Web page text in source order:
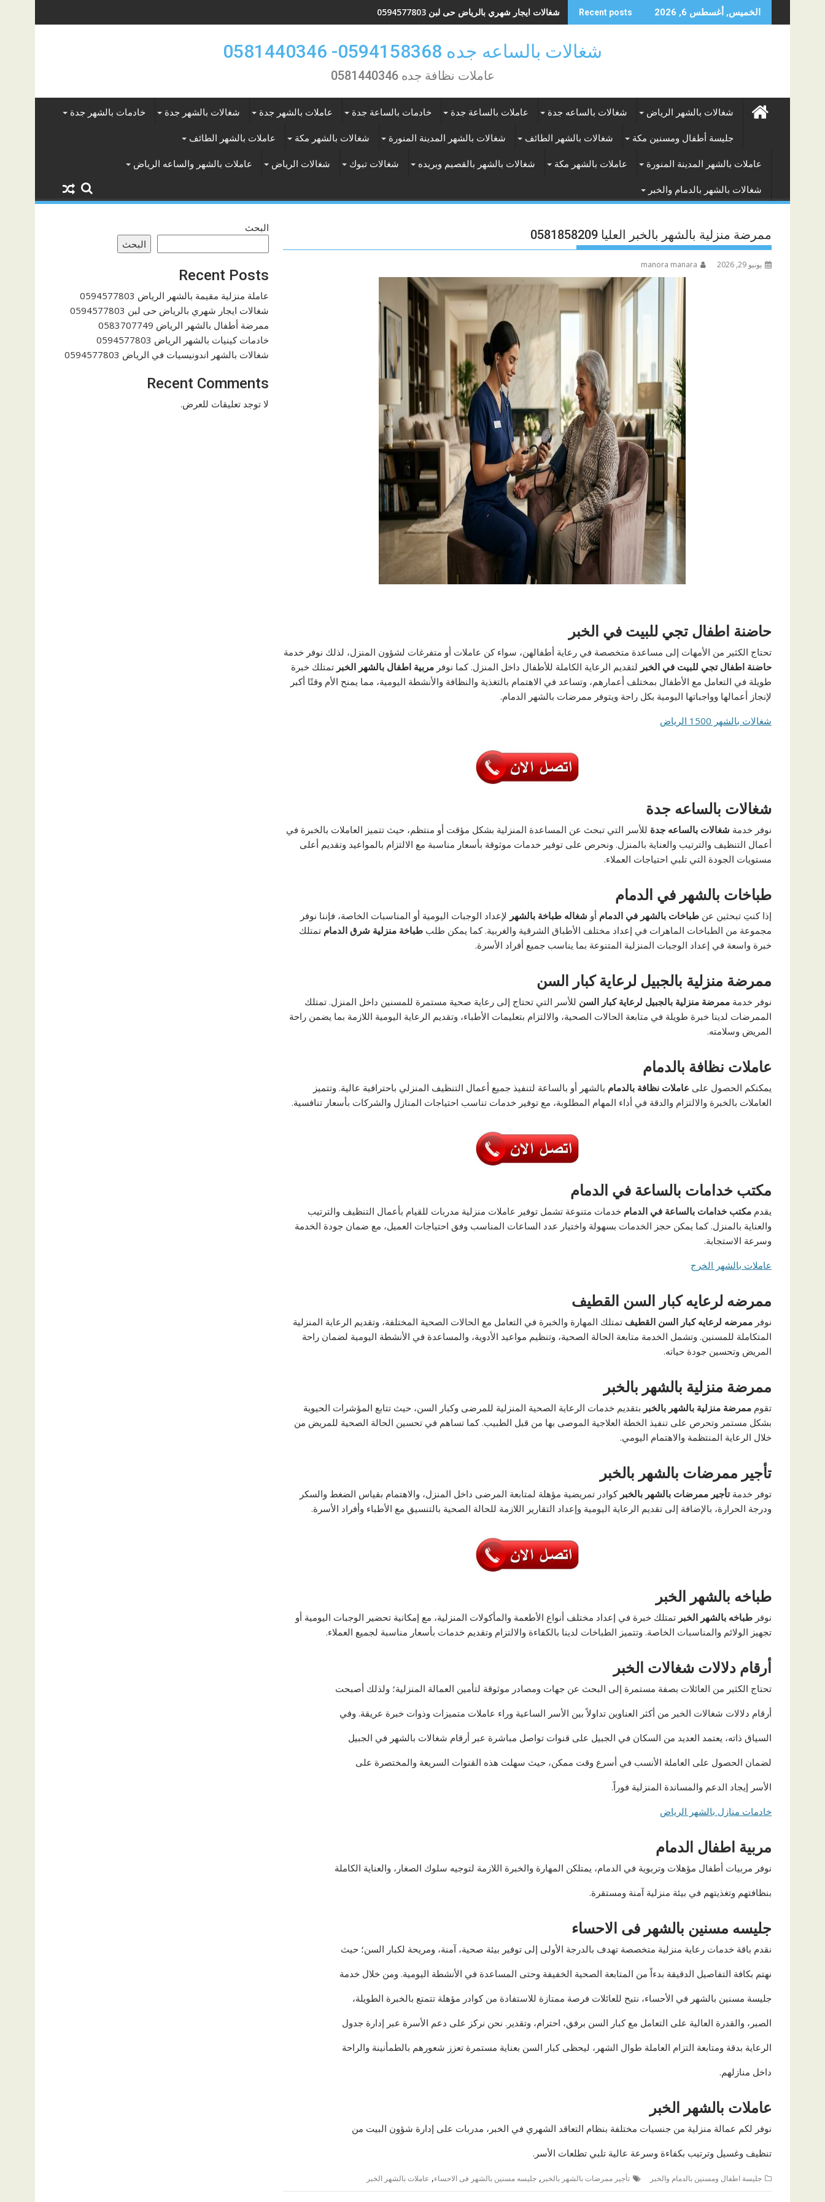
to
الخميس, أغسطس 6, 2026 Recent posts شغالات ايجار شهري بالرياض حى لبن 0594577803
شغالات بالساعه جده 0594158368- 0581440346
عاملات نظافة جده 0581440346
شغالات بالشهر الرياض شغالات بالساعه جدة عاملات بالساعة جدة خادمات بالساعة جدة عاملات بالشهر جدة شغالات بالشهر جدة خادمات بالشهر جدة
جليسة أطفال ومسنين مكة شغالات بالشهر الطائف شغالات بالشهر المدينة المنورة شغالات بالشهر مكة عاملات بالشهر الطائف
عاملات بالشهر المدينة المنورة عاملات بالشهر مكة شغالات بالشهر بالقصيم وبريده شغالات تبوك شغالات الرياض عاملات بالشهر والساعه الرياض
شغالات بالشهر بالدمام والخبر
ممرضة منزلية بالشهر بالخبر العليا 0581858209
يونيو 29, 2026 manora manara
حاضنة اطفال تجي للبيت في الخبر
تحتاج الكثير من الأمهات إلى مساعدة متخصصة في رعاية أطفالهن، سواء كن عاملات أو متفرغات لشؤون المنزل، لذلك نوفر خدمة
حاضنة اطفال تجي للبيت في الخبر لتقديم الرعاية الكاملة للأطفال داخل المنزل. كما نوفر مربية اطفال بالشهر الخبر تمتلك خبرة
طويلة في التعامل مع الأطفال بمختلف أعمارهم، وتساعد في الاهتمام بالتغذية والنظافة والأنشطة اليومية، مما يمنح الأم وقتًا أكبر
لإنجاز أعمالها وواجباتها اليومية بكل راحة ويتوفر ممرضات بالشهر الدمام.
شغالات بالشهر 1500 الرياض
شغالات بالساعه جدة
نوفر خدمة شغالات بالساعه جدة للأسر التي تبحث عن المساعدة المنزلية بشكل مؤقت أو منتظم، حيث تتميز العاملات بالخبرة في
أعمال التنظيف والترتيب والعناية بالمنزل. ونحرص على توفير خدمات موثوقة بأسعار مناسبة مع الالتزام بالمواعيد وتقديم أعلى
مستويات الجودة التي تلبي احتياجات العملاء.
طباخات بالشهر في الدمام
إذا كنتِ تبحثين عن طباخات بالشهر في الدمام أو شغاله طباخة بالشهر لإعداد الوجبات اليومية أو المناسبات الخاصة، فإننا نوفر
مجموعة من الطباخات الماهرات في إعداد مختلف الأطباق الشرقية والغربية. كما يمكن طلب طباخة منزلية شرق الدمام تمتلك
خبرة واسعة في إعداد الوجبات المنزلية المتنوعة بما يناسب جميع أفراد الأسرة.
ممرضة منزلية بالجبيل لرعاية كبار السن
نوفر خدمة ممرضة منزلية بالجبيل لرعاية كبار السن للأسر التي تحتاج إلى رعاية صحية مستمرة للمسنين داخل المنزل. تمتلك
الممرضات لدينا خبرة طويلة في متابعة الحالات الصحية، والالتزام بتعليمات الأطباء، وتقديم الرعاية اليومية اللازمة بما يضمن راحة
المريض وسلامته.
عاملات نظافة بالدمام
يمكنكم الحصول على عاملات نظافة بالدمام بالشهر أو بالساعة لتنفيذ جميع أعمال التنظيف المنزلي باحترافية عالية. وتتميز
العاملات بالخبرة والالتزام والدقة في أداء المهام المطلوبة، مع توفير خدمات تناسب احتياجات المنازل والشركات بأسعار تنافسية.
مكتب خدامات بالساعة في الدمام
يقدم مكتب خدامات بالساعة في الدمام خدمات متنوعة تشمل توفير عاملات منزلية مدربات للقيام بأعمال التنظيف والترتيب
والعناية بالمنزل. كما يمكن حجز الخدمات بسهولة واختيار عدد الساعات المناسب وفق احتياجات العميل، مع ضمان جودة الخدمة
وسرعة الاستجابة.
عاملات بالشهر الخرج
ممرضه لرعايه كبار السن القطيف
نوفر ممرضه لرعايه كبار السن القطيف تمتلك المهارة والخبرة في التعامل مع الحالات الصحية المختلفة، وتقديم الرعاية المنزلية
المتكاملة للمسنين. وتشمل الخدمة متابعة الحالة الصحية، وتنظيم مواعيد الأدوية، والمساعدة في الأنشطة اليومية لضمان راحة
المريض وتحسين جودة حياته.
ممرضة منزلية بالشهر بالخبر
تقوم ممرضة منزلية بالشهر بالخبر بتقديم خدمات الرعاية الصحية المنزلية للمرضى وكبار السن، حيث تتابع المؤشرات الحيوية
بشكل مستمر وتحرص على تنفيذ الخطة العلاجية الموصى بها من قبل الطبيب. كما تساهم في تحسين الحالة الصحية للمريض من
خلال الرعاية المنتظمة والاهتمام اليومي.
تأجير ممرضات بالشهر بالخبر
توفر خدمةتأجير ممرضات بالشهر بالخبر كوادر تمريضية مؤهلة لمتابعة المرضى داخل المنزل، والاهتمام بقياس الضغط والسكر
ودرجة الحرارة، بالإضافة إلى تقديم الرعاية اليومية وإعداد التقارير اللازمة للحالة الصحية بالتنسيق مع الأطباء وأفراد الأسرة.
طباخه بالشهر الخبر
نوفر طباخه بالشهر الخبر تمتلك خبرة في إعداد مختلف أنواع الأطعمة والمأكولات المنزلية، مع إمكانية تحضير الوجبات اليومية أو
تجهيز الولائم والمناسبات الخاصة. وتتميز الطباخات لدينا بالكفاءة والالتزام وتقديم خدمات بأسعار مناسبة لجميع العملاء.
أرقام دلالات شغالات الخبر
تحتاج الكثير من العائلات بصفة مستمرة إلى البحث عن جهات ومصادر موثوقة لتأمين العمالة المنزلية؛ ولذلك أصبحت
أرقام دلالات شغالات الخبر من أكثر العناوين تداولاً بين الأسر الساعية وراء عاملات متميزات وذوات خبرة عريقة. وفي
السياق ذاته، يعتمد العديد من السكان في الجبيل على قنوات تواصل مباشرة عبر أرقام شغالات بالشهر في الجبيل
لضمان الحصول على العاملة الأنسب في أسرع وقت ممكن، حيث سهلت هذه القنوات السريعة والمختصرة على
الأسر إيجاد الدعم والمساندة المنزلية فوراً.
خادمات منازل بالشهر الرياض
مربية اطفال الدمام
نوفر مربيات أطفال مؤهلات وتربوية في الدمام، يمتلكن المهارة والخبرة اللازمة لتوجيه سلوك الصغار، والعناية الكاملة
بنظافتهم وتغذيتهم في بيئة منزلية آمنة ومستقرة.
جليسه مسنين بالشهر فى الاحساء
نقدم باقة خدمات رعاية منزلية متخصصة تهدف بالدرجة الأولى إلى توفير بيئة صحية، آمنة، ومريحة لكبار السن؛ حيث
نهتم بكافة التفاصيل الدقيقة بدءاً من المتابعة الصحية الخفيفة وحتى المساعدة في الأنشطة اليومية. ومن خلال خدمة
جليسة مسنين بالشهر في الأحساء، نتيح للعائلات فرصة ممتازة للاستفادة من كوادر مؤهلة تتمتع بالخبرة الطويلة،
الصبر، والقدرة العالية على التعامل مع كبار السن برفق، احترام، وتقدير. نحن نركز على دعم الأسرة عبر إدارة جدول
الرعاية بدقة ومتابعة التزام العاملة طوال الشهر، ليحظى كبار السن بعناية مستمرة تعزز شعورهم بالطمأنينة والراحة
داخل منازلهم.
عاملات بالشهر الخبر
نوفر لكم عمالة منزلية من جنسيات مختلفة بنظام التعاقد الشهري في الخبر، مدربات على إدارة شؤون البيت من
تنظيف وغسيل وترتيب بكفاءة وسرعة عالية تلبي تطلعات الأسر.
جليسة اطفال ومسنين بالدمام والخبر تأجير ممرضات بالشهر بالخبر , جليسه مسنين بالشهر فى الاحساء, عاملات بالشهر الخبر
البحث
البحث
Recent Posts
عاملة منزلية مقيمة بالشهر الرياض 0594577803
شغالات ايجار شهري بالرياض حى لبن 0594577803
ممرضة أطفال بالشهر الرياض 0583707749
خادمات كينيات بالشهر الرياض 0594577803
شغالات بالشهر اندونيسيات في الرياض 0594577803
Recent Comments
لا توجد تعليقات للعرض.